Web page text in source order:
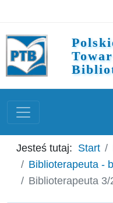
Jesteś tutaj: Start
Biblioterapeuta -
Biblioterapeuta 3/